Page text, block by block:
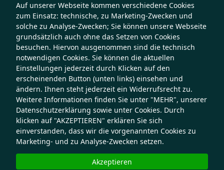
Auf unserer Webseite kommen verschiedene Cookies
zum Einsatz: technische, zu Marketing-Zwecken und
solche zu Analyse-Zwecken; Sie können unsere Webseite
grundsätzlich auch ohne das Setzen von Cookies
besuchen. Hiervon ausgenommen sind die technisch
notwendigen Cookies. Sie können die aktuellen
Einstellungen jederzeit durch Klicken auf den
erscheinenden Button (unten links) einsehen und
ändern. Ihnen steht jederzeit ein Widerrufsrecht zu.
Weitere Informationen finden Sie unter "MEHR", unserer
Datenschutzerklärung sowie unter Cookies. Durch
klicken auf "AKZEPTIEREN" erklären Sie sich
einverstanden, dass wir die vorgenannten Cookies zu
Marketing- und zu Analyse-Zwecken setzen.
Akzeptieren